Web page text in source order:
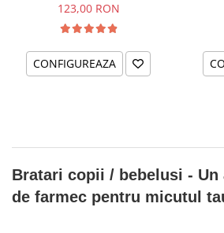
123,00 RON
CONFIGUREAZA
Bratari copii / bebelusi -
de farmec pentru micutul